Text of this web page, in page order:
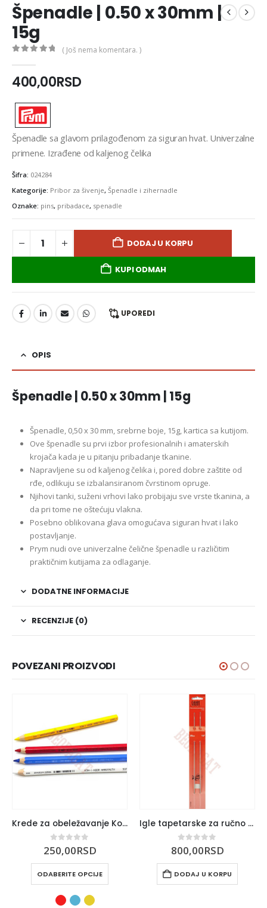
Špenadle | 0.50 x 30mm |
15g
( Još nema komentara. )
400,00RSD
Špenadle sa glavom prilagođenom za siguran hvat. Univerzalne
primene. Izrađene od kaljenog čelika
Šifra: 024284
Kategorije: Pribor za šivenje, Špenadle i zihernadle
Oznake: pins, pribadace, spenadle
DODAJ U KORPU
KUPI ODMAH
UPOREDI
OPIS
Špenadle | 0.50 x 30mm | 15g
Špenadle, 0,50 x 30 mm, srebrne boje, 15g, kartica sa kutijom.
Ove špenadle su prvi izbor profesionalnih i amaterskih
krojača kada je u pitanju pribadanje tkanine.
Napravljene su od kaljenog čelika i, pored dobre zaštite od
rđe, odlikuju se izbalansiranom čvrstinom opruge.
Njihovi tanki, suženi vrhovi lako probijaju sve vrste tkanina, a
da pri tome ne oštećuju vlakna.
Posebno oblikovana glava omogućava siguran hvat i lako
postavljanje.
Prym nudi ove univerzalne čelične špenadle u različitim
praktičnim kutijama za odlaganje.
DODATNE INFORMACIJE
RECENZIJE (0)
POVEZANI PROIZVODI
Krede za obeležavanje Koh-I-Noor
0 out of 5
250,00RSD
ODABERITE OPCIJE
Igle tapetarske za ručno šivenje 11314950
0 out of 5
800,00RSD
DODAJ U KORPU